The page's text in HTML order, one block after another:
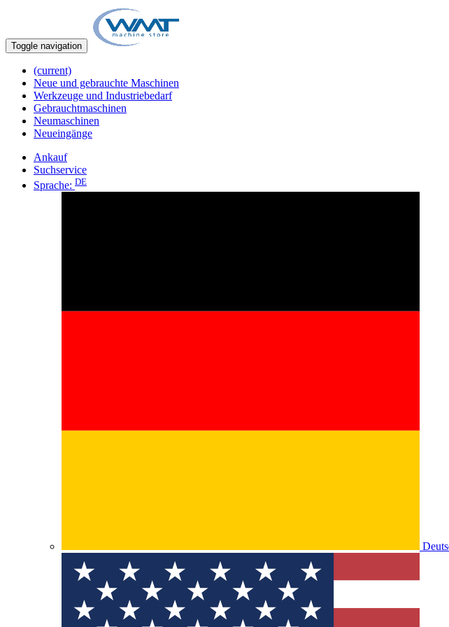
Toggle navigation
(current)
Neue und gebrauchte Maschinen
Werkzeuge und Industriebedarf
Gebrauchtmaschinen
Neumaschinen
Neueingänge
Ankauf
Suchservice
Sprache: DE